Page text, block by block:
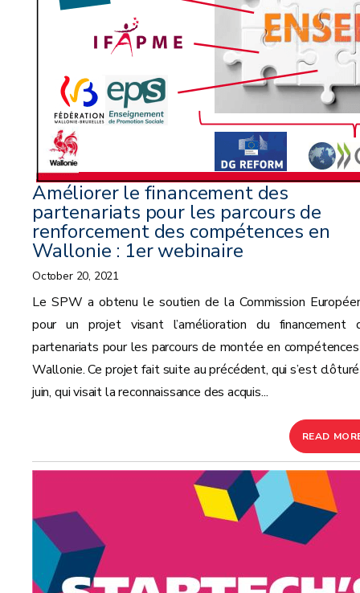
Améliorer le financement des
partenariats pour les parcours de
renforcement des compétences en
Wallonie : 1er webinaire
October 20, 2021
Le SPW a obtenu le soutien de la Commission
pour un projet visant l’amélioration du financement
partenariats pour les parcours de montée en
Wallonie. Ce projet fait suite au précédent, qui s’est
juin, qui visait la reconnaissance des acquis...
READ